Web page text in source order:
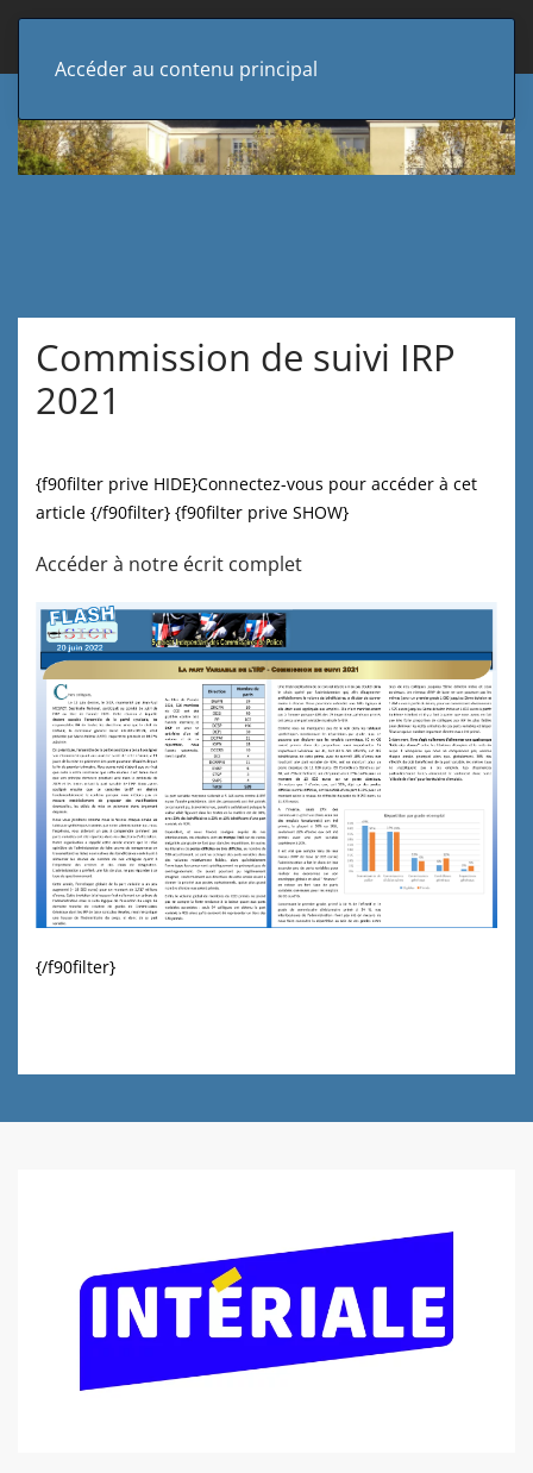
Accéder au contenu principal
Commission de suivi IRP
2021
{f90filter prive HIDE}Connectez-vous pour accéder à cet
article {/f90filter} {f90filter prive SHOW}
Accéder à notre écrit complet
{/f90filter}